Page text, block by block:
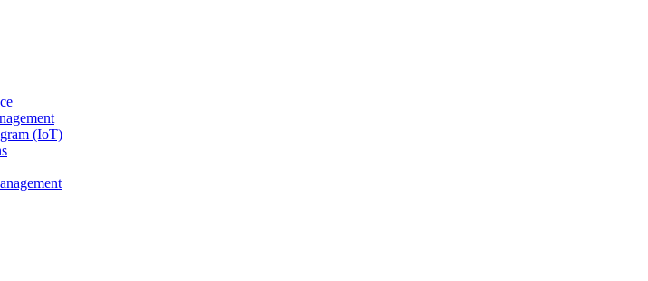
(IoT)